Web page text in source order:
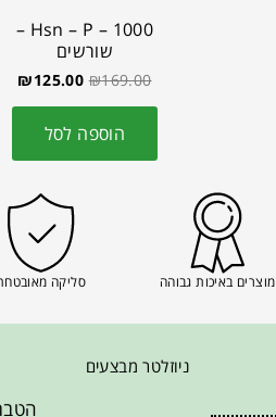
Hsn – P – 1000 –
שורשים
₪169.00
₪125.00
הוספה לסל
מוצרים באיכות גבוהה סליקה
ניוזלטר מבצעים